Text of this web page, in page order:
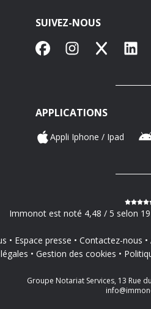
SUIVEZ-NOUS
FacebookInstagram
X
APPLICATIONS
Appli Iphone / Ipad
Immonot est noté 4,48 / 5 selon
Espace presse Contactez-nous
Gestion des cookies
Groupe Notariat Services, 13 Rue